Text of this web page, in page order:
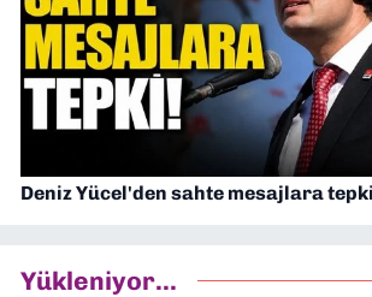
Deniz Yücel'den sahte mesajlara
Yükleniyor...